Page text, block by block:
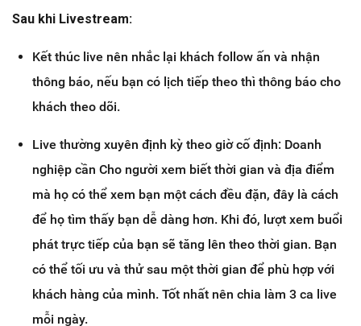
Sau khi Livestream:
Kết thúc live nên nhắc lại khách follow ấn và nhận
thông báo, nếu bạn có lịch tiếp theo thì thông báo cho
khách theo dõi.
Live thường xuyên định kỳ theo giờ cố định: Doanh
nghiệp cần Cho người xem biết thời gian và địa điểm
mà họ có thể xem bạn một cách đều đặn, đây là cách
để họ tìm thấy bạn dễ dàng hơn. Khi đó, lượt xem buổi
phát trực tiếp của bạn sẽ tăng lên theo thời gian. Bạn
có thể tối ưu và thử sau một thời gian để phù hợp với
khách hàng của mình. Tốt nhất nên chia làm 3 ca live
mỗi ngày.